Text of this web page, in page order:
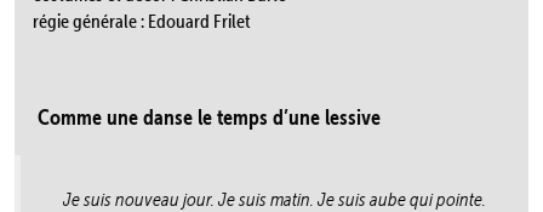
régie générale : Edouard Frilet
Comme une danse le temps d’une lessive
Je suis nouveau jour. Je suis matin. Je suis aube qui pointe.